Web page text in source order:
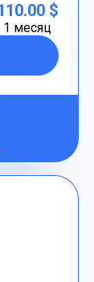
$
1 месяц